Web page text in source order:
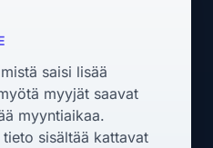
saisi lisää
myyjät saavat
myyntiaikaa.
sisältää kattavat